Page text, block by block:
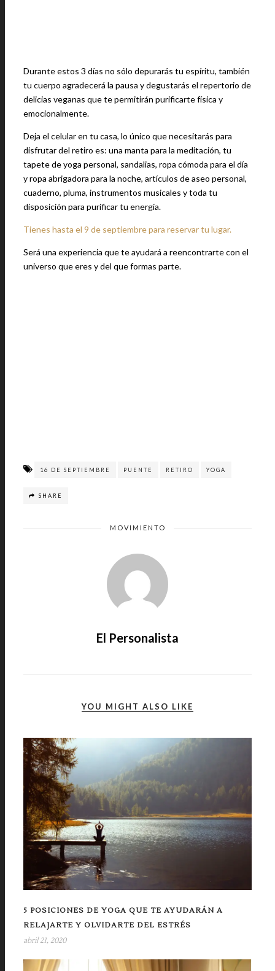
Durante estos 3 días no sólo depurarás tu espíritu, también
tu cuerpo agradecerá la pausa y degustarás el repertorio de
delicias veganas que te permitirán purificarte física y
emocionalmente.
Deja el celular en tu casa, lo único que necesitarás para
disfrutar del retiro es: una manta para la meditación, tu
tapete de yoga personal, sandalias, ropa cómoda para el día
y ropa abrigadora para la noche, artículos de aseo personal,
cuaderno, pluma, instrumentos musicales y toda tu
disposición para purificar tu energía.
Tienes hasta el 9 de septiembre para reservar tu lugar.
Será una experiencia que te ayudará a reencontrarte con el
universo que eres y del que formas parte.
16 DE SEPTIEMBRE PUENTE RETIRO YOGA
SHARE
MOVIMIENTO
El Personalista
YOU MIGHT ALSO LIKE
5 POSICIONES DE YOGA QUE TE AYUDARÁN A
RELAJARTE Y OLVIDARTE DEL ESTRÉS
abril 21, 2020